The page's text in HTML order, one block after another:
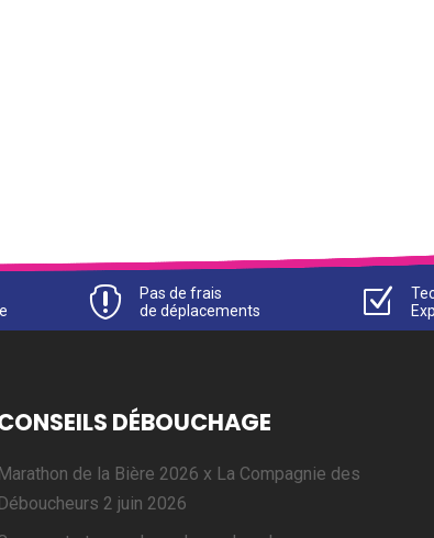

Pas de frais
de déplacements
Z
DÉBOUCHAGE
Marathon de la Bière 2026 x La Compagnie des
Déboucheurs 2 juin 2026